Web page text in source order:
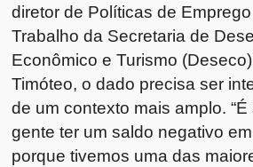
diretor de Políticas de
Trabalho da Secretaria de
Econômico e Turismo
Timóteo, o dado precisa ser
de um contexto mais amplo.
gente ter um saldo negativo
porque tivemos uma das